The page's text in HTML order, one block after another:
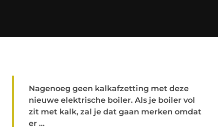
Nagenoeg geen kalkafzetting met deze
nieuwe elektrische boiler. Als je boiler vol
zit met kalk, zal je dat gaan merken omdat
er ...